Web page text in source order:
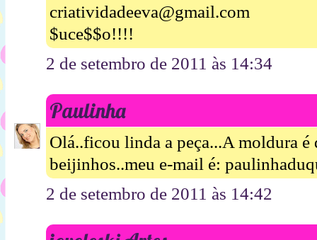
criatividadeeva@gmail.com
$uce$$o!!!!
2 de setembro de 2011 às 14:34
Paulinha
Olá..ficou linda a peça...A moldura é
beijinhos..meu e-mail é:
2 de setembro de 2011 às 14:42